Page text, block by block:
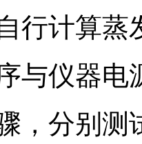
行计算蒸
与仪器电
，分别测